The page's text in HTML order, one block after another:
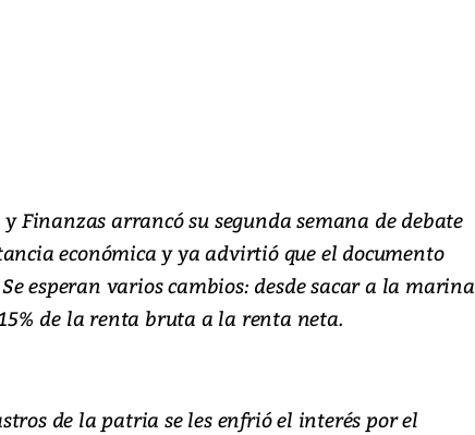
Finanzas arrancó su segunda semana de debate
económica y ya advirtió que el documento
esperan varios cambios: desde sacar a la marina
de la renta bruta a la renta neta.
de la patria se les enfrió el interés por el